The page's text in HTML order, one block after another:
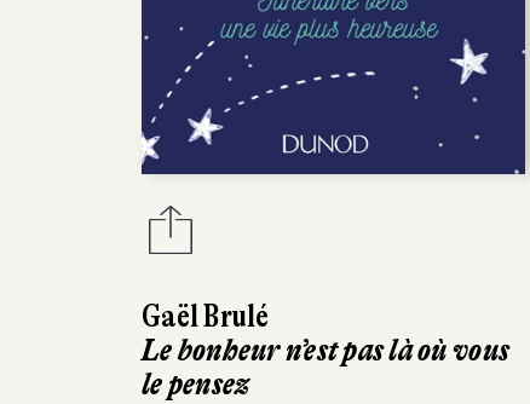
Gaël Brulé
Le bonheur n’est pas là où vous
le pensez